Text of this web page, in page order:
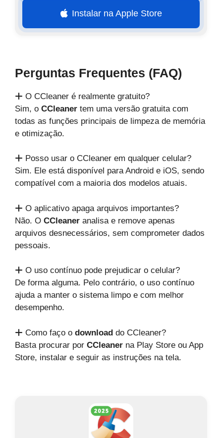
Instalar na Apple Store
Perguntas Frequentes (FAQ)
O CCleaner é realmente gratuito?
Sim, o CCleaner tem uma versão gratuita com
todas as funções principais de limpeza de memória
e otimização.
Posso usar o CCleaner em qualquer celular?
Sim. Ele está disponível para Android e iOS, sendo
compatível com a maioria dos modelos atuais.
O aplicativo apaga arquivos importantes?
Não. O CCleaner analisa e remove apenas
arquivos desnecessários, sem comprometer dados
pessoais.
O uso contínuo pode prejudicar o celular?
De forma alguma. Pelo contrário, o uso contínuo
ajuda a manter o sistema limpo e com melhor
desempenho.
Como faço o download do CCleaner?
Basta procurar por CCleaner na Play Store ou App
Store, instalar e seguir as instruções na tela.